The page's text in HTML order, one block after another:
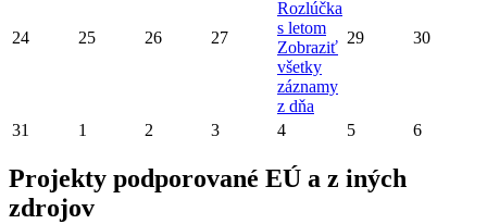
24 25 26 27
Rozlúčka
s letom
Zobraziť
všetky
záznamy
z dňa
29 30
31 1 2 3 4 5 6
Projekty podporované EÚ a z iných
zdrojov